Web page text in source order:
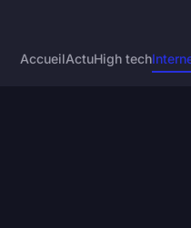
AccueilActuHigh tech